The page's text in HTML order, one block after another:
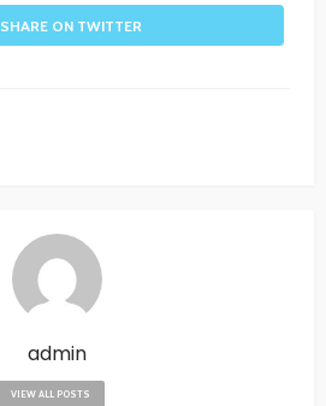
SHARE ON TWITTER
admin
VIEW ALL POSTS